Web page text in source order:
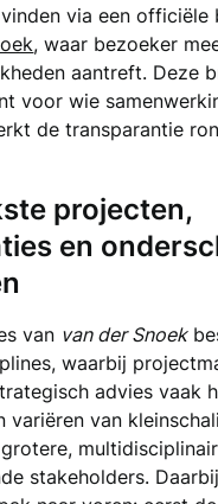
via een officiële
, waar bezoeker
aantreft. Deze
voor wie
de transparantie
projecten,
en
van van der Snoek
waarbij
advies vaak
variëren van
stakeholders.